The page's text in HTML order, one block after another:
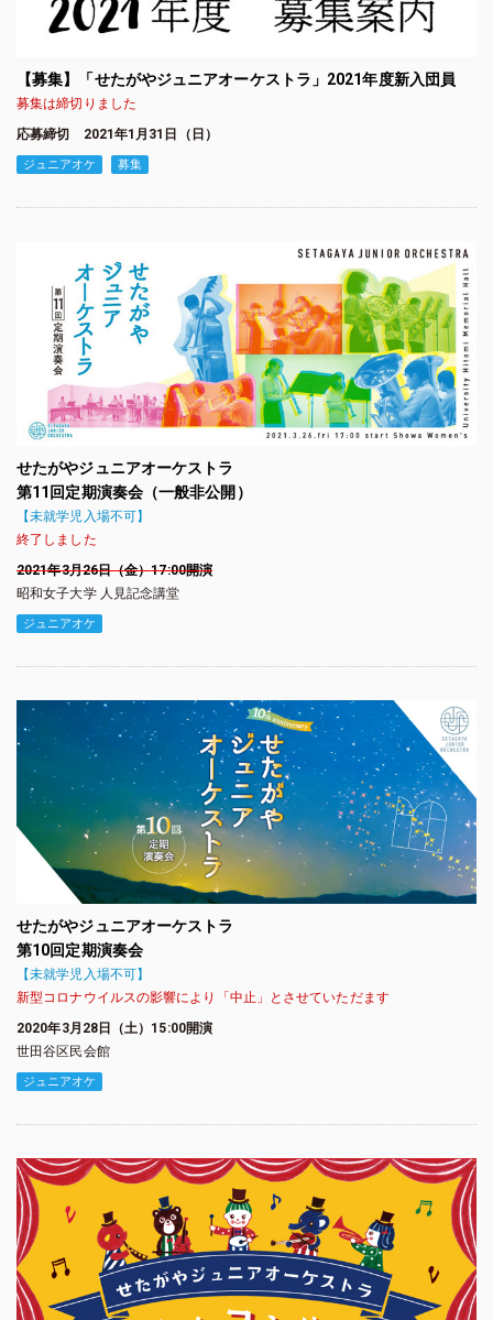
【募集】「せたがやジュニアオーケストラ」2021年度新入団員
募集は締切りました
応募締切 2021年1月31日（日）
ジュニアオケ 募集
せたがやジュニアオーケストラ
第11回定期演奏会（一般非公開）
【未就学児入場不可】
終了しました
2021年3月26日（金）17:00開演
昭和女子大学 人見記念講堂
ジュニアオケ
せたがやジュニアオーケストラ
第10回定期演奏会
【未就学児入場不可】
新型コロナウイルスの影響により「中止」とさせていただます
2020年3月28日（土）15:00開演
世田谷区民会館
ジュニアオケ